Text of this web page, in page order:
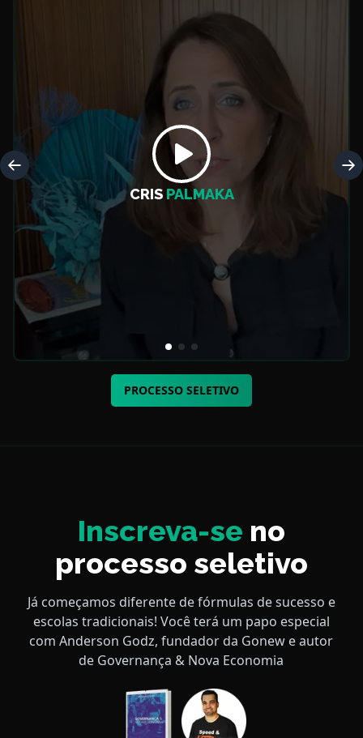
CRIS PALMAKA
PROCESSO SELETIVO
Inscreva-se no
processo seletivo
Já começamos diferente de fórmulas de sucesso e
escolas tradicionais! Você terá um papo especial
com Anderson Godz, fundador da Gonew e autor
de Governança & Nova Economia